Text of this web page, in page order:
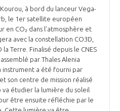
ADHÉRENTS
à bord du lanceur Vega-
le 1er satellite européen
et
avec la constellation CO3D,
Terre. Finalisé depuis le CNES
par Thales Alenia
instrument a été fourni par
son centre de mission réalisé
étudier la lumière du soleil
être ensuite réfléchie par le
d'adhérer au GIFAS.